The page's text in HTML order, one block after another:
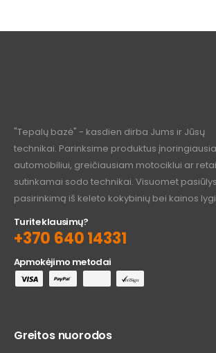
"Tepalų bazė" - kasdien dirba Jums ir Jūsų
technikai. Parinksime produktus
automobiliui, greičiausiam motociklui ar retai
sutinkamai sodo technikai. Visuomet
pasirinkimą iš keleto kokybinių bei kainos
Turite klausimų?
+370 640 14331
Apmokėjimo metodai
Greitos nuorodos